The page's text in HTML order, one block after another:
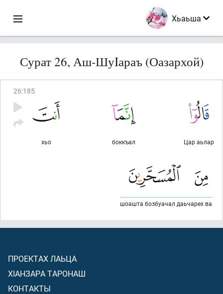
Хьаьша
Сурат 26, Аш-ШуIараъ (Оазархой)
26:185
Цар аьлар
боккъал
хьо
шоашта бозбуачал даьчарех ва
ПРОЕКТАХ ЛАЬЦА
ХIАНЗАРА ТАРОНАШ
КОНТАКТЫ